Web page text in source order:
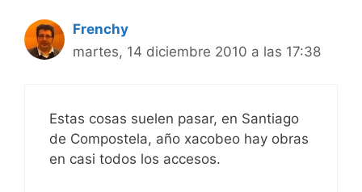
Frenchy
martes, 14 diciembre 2010 a las 17:38
Estas cosas suelen pasar, en Santiago
de Compostela, año xacobeo hay obras
en casi todos los accesos.